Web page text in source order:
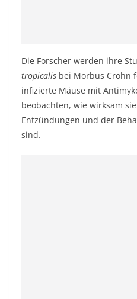
Die Forscher werden ihre
tropicalis bei Morbus Crohn
infizierte Mäuse mit
beobachten, wie wirksam
Entzündungen und der
sind.